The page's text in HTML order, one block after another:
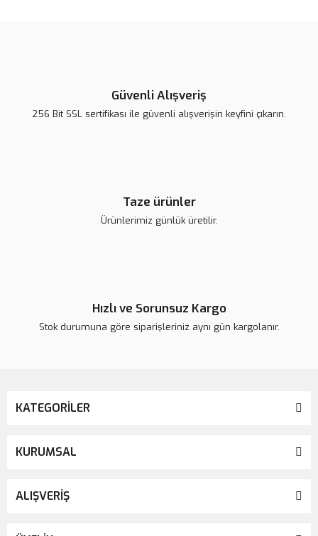
Güvenli Alışveriş
256 Bit SSL sertifikası ile güvenli alışverişin keyfini çıkarın.
Taze ürünler
Ürünlerimiz günlük üretilir.
Hızlı ve Sorunsuz Kargo
Stok durumuna göre siparişleriniz aynı gün kargolanır.
KATEGORİLER
KURUMSAL
ALIŞVERİŞ